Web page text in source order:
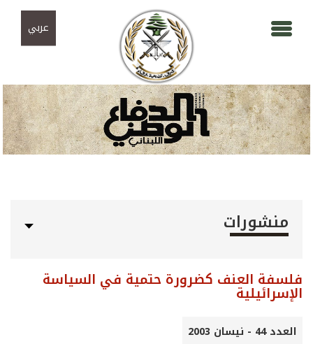
عربي
منشورات
فلسفة العنف كضرورة حتمية في السياسة
الإسرائيلية
العدد 44 - نيسان 2003